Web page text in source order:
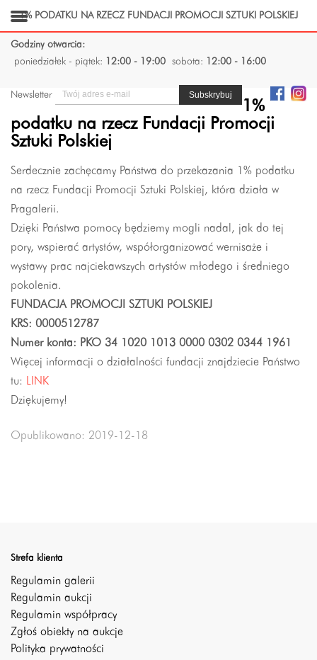
Godziny otwarcia:
poniedziałek - piątek:
12:00 - 19:00 sobota: 12:00 - 16:00
Newsletter
1%
podatku na rzecz Fundacji Promocji
Sztuki Polskiej
Serdecznie zachęcamy Państwa do przekazania 1% podatku
na rzecz Fundacji Promocji Sztuki Polskiej, która działa w
Pragalerii.
Dzięki Państwa pomocy będziemy mogli nadal, jak do tej
pory, wspierać artystów, współorganizować wernisaże i
wystawy prac najciekawszych artystów młodego i średniego
pokolenia.
FUNDACJA PROMOCJI SZTUKI POLSKIEJ
KRS: 0000512787
Numer konta: PKO 34 1020 1013 0000 0302 0344 1961
Więcej informacji o działalności fundacji znajdziecie Państwo
tu: LINK
Dziękujemy!
Opublikowano: 2019-12-18
Strefa klienta
Regulamin galerii
Regulamin aukcji
Regulamin współpracy
Zgłoś obiekty na aukcje
Polityka prywatności
1% PODATKU NA RZECZ FUNDACJI PROMOCJI SZTUKI POLSKIEJ